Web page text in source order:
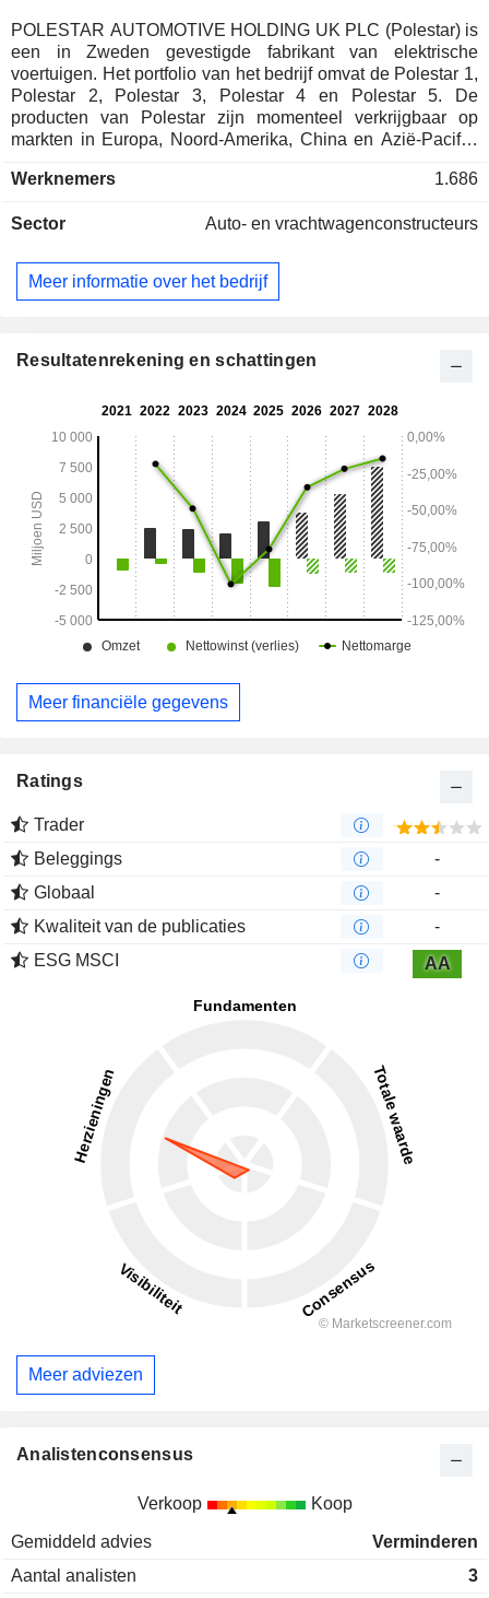
POLESTAR AUTOMOTIVE HOLDING UK PLC (Polestar) is
een in Zweden gevestigde fabrikant van elektrische
voertuigen. Het portfolio van het bedrijf omvat de Polestar 1,
Polestar 2, Polestar 3, Polestar 4 en Polestar 5. De
producten van Polestar zijn momenteel verkrijgbaar op
markten in Europa, Noord-Amerika, China en Azië-Pacific.
twee fabrieken in China. Polestar produceert elektrische
ontwikkelt nieuwe technologieën om de CO2-voetafdruk
Werknemers 1.686
Sector Auto- en vrachtwagenconstructeurs
Meer informatie over het bedrijf
Resultatenrekening en schattingen
Meer financiële gegevens
Ratings
Trader
Beleggings
-
Globaal
-
Kwaliteit van de publicaties
-
ESG MSCI
AA
Meer adviezen
Analistenconsensus
Verkoop Koop
Gemiddeld advies
Verminderen
Aantal analisten
3